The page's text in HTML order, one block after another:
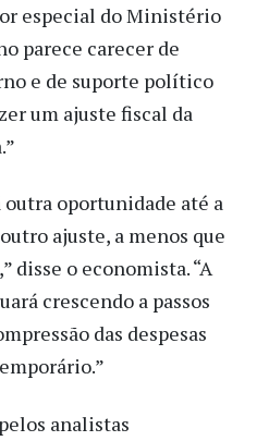
especial do Ministério
parece carecer de
e de suporte político
um ajuste fiscal da
oportunidade até a
ajuste, a menos que
disse o economista. “A
crescendo a passos
das despesas
analistas